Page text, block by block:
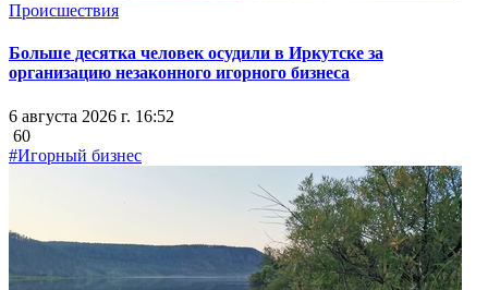
Происшествия
Больше десятка человек осудили в Иркутске за
организацию незаконного игорного бизнеса
6 августа 2026 г. 16:52
60
#Игорный бизнес